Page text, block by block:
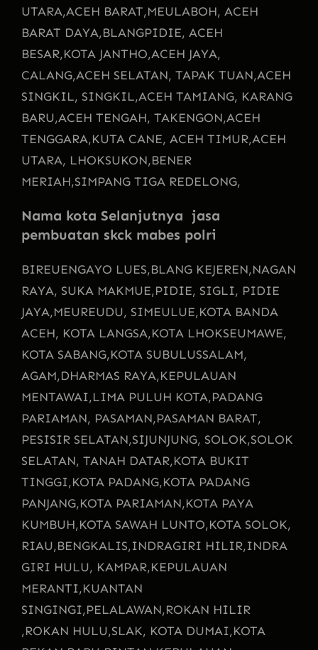
UTARA,ACEH BARAT,MEULABOH, ACEH
BARAT DAYA,BLANGPIDIE, ACEH
BESAR,KOTA JANTHO,ACEH JAYA,
CALANG,ACEH SELATAN, TAPAK TUAN,ACEH
SINGKIL, SINGKIL,ACEH TAMIANG, KARANG
BARU,ACEH TENGAH, TAKENGON,ACEH
TENGGARA,KUTA CANE, ACEH TIMUR,ACEH
UTARA, LHOKSUKON,BENER
MERIAH,SIMPANG TIGA REDELONG,
Nama kota Selanjutnya jasa
pembuatan skck mabes polri
BIREUENGAYO LUES,BLANG KEJEREN,NAGAN
RAYA, SUKA MAKMUE,PIDIE, SIGLI, PIDIE
JAYA,MEUREUDU, SIMEULUE,KOTA BANDA
ACEH, KOTA LANGSA,KOTA LHOKSEUMAWE,
KOTA SABANG,KOTA SUBULUSSALAM,
AGAM,DHARMAS RAYA,KEPULAUAN
MENTAWAI,LIMA PULUH KOTA,PADANG
PARIAMAN, PASAMAN,PASAMAN BARAT,
PESISIR SELATAN,SIJUNJUNG, SOLOK,SOLOK
SELATAN, TANAH DATAR,KOTA BUKIT
TINGGI,KOTA PADANG,KOTA PADANG
PANJANG,KOTA PARIAMAN,KOTA PAYA
KUMBUH,KOTA SAWAH LUNTO,KOTA SOLOK,
RIAU,BENGKALIS,INDRAGIRI HILIR,INDRA
GIRI HULU, KAMPAR,KEPULAUAN
MERANTI,KUANTAN
SINGINGI,PELALAWAN,ROKAN HILIR
,ROKAN HULU,SLAK, KOTA DUMAI,KOTA